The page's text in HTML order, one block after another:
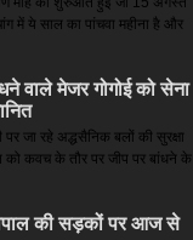
में ये साल का पांचवा महीना है और
वाले मेजर गोगोई को सेना
जा रहे अद्धसैनिक बलों की सुरक्षा
को कवच के तौर पर जीप पर बांधने के
की सड़कों पर आज से